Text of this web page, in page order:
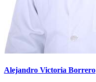
Alejandro Victoria Borrero